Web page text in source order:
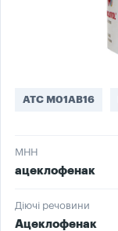
ATC M01AB16
МНН
ацеклофенак
Діючі речовини
Ацеклофенак